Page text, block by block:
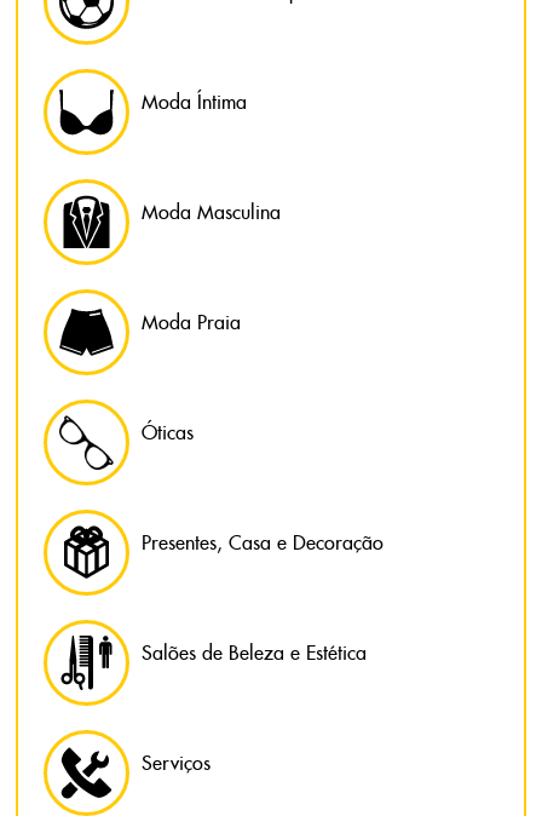
Moda Íntima
Moda Masculina
Moda Praia
Óticas
Presentes, Casa e Decoração
Salões de Beleza e Estética
Serviços